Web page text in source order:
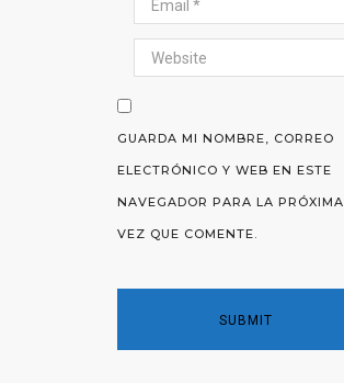
GUARDA MI NOMBRE, CORREO
ELECTRÓNICO Y WEB EN ESTE
NAVEGADOR PARA LA PRÓXIMA
VEZ QUE COMENTE.